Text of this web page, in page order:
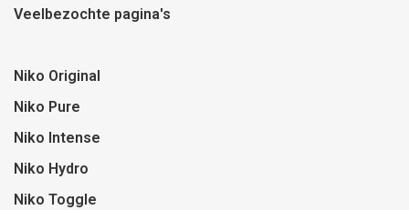
Veelbezochte pagina's
Niko Original
Niko Pure
Niko Intense
Niko Hydro
Niko Toggle